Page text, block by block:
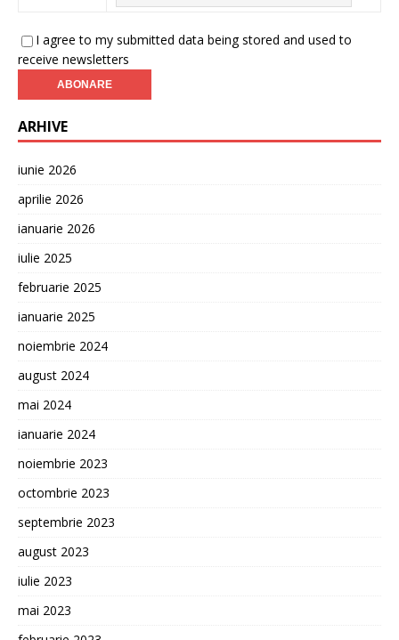
I agree to my submitted data being stored and used to
receive newsletters
ARHIVE
iunie 2026
aprilie 2026
ianuarie 2026
iulie 2025
februarie 2025
ianuarie 2025
noiembrie 2024
august 2024
mai 2024
ianuarie 2024
noiembrie 2023
octombrie 2023
septembrie 2023
august 2023
iulie 2023
mai 2023